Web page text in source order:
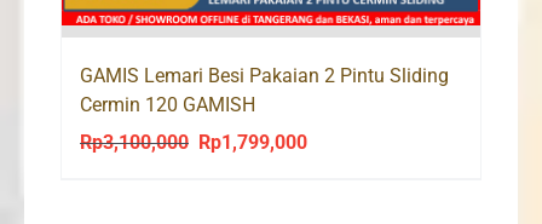
GAMIS Lemari Besi Pakaian 2 Pintu Sliding
Cermin 120 GAMISH
Rp3,100,000
Original
Rp1,799,000Current